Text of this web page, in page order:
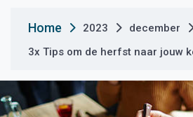
Home 2023 december
3x Tips om de herfst naar jouw